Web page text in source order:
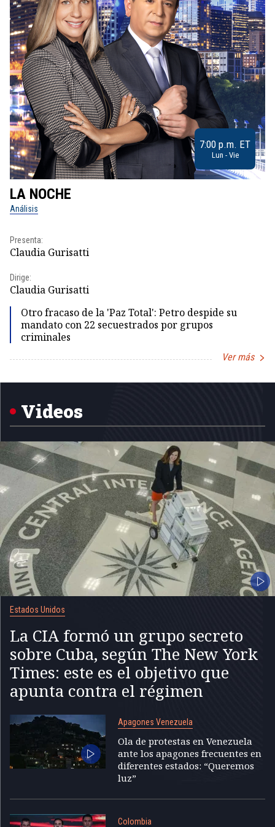
7:00 p.m. ET
Lun - Vie
LA NOCHE
Análisis
Presenta:
Claudia Gurisatti
Dirige:
Claudia Gurisatti
Otro fracaso de la 'Paz Total': Petro despide su
mandato con 22 secuestrados por grupos
criminales
Ver más
Videos
Estados Unidos
La CIA formó un grupo secreto
sobre Cuba, según The New York
Times: este es el objetivo que
apunta contra el régimen
Apagones Venezuela
Ola de protestas en Venezuela
ante los apagones frecuentes en
diferentes estados: “Queremos
luz”
Colombia